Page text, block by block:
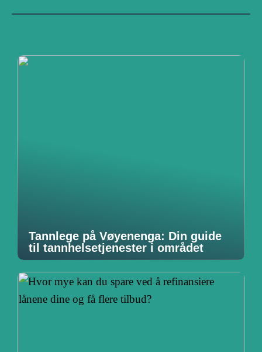
Tannlege på Vøyenenga: Din guide
til tannhelsetjenester i området